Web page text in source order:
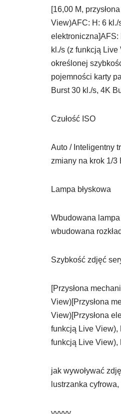
[16,00 M,
View)AFC: H: 6 kl./
elektroniczna]AFS:
kl./s (z funkcją
określonej
pojemności karty
Burst 30 kl./s, 4K
Czułość ISO
Auto / Inteligentny
zmiany na krok 1/3
Lampa błyskowa
Wbudowana
wbudowana
Szybkość zdjęć
[Przysłona
View)[Przysłona
View)[Przysłona
funkcją Live View),
funkcją Live View),
jak wywoływać
lustrzanka